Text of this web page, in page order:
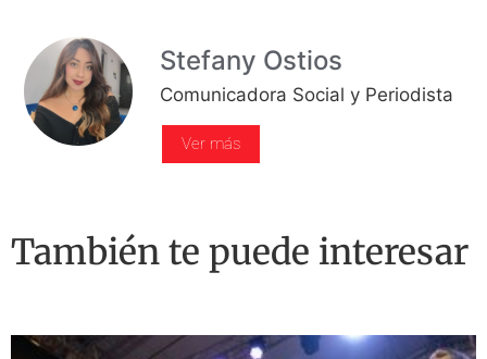
Stefany Ostios
Comunicadora Social y Periodista
Ver más
También te puede interesar